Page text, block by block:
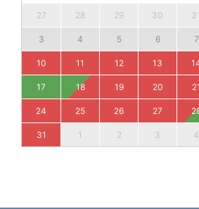
27 28 29 30 31
3 4 5 6 7
10 11 12 13
17 18 19 20 21
24 25 26 27
31 1 2 3 4